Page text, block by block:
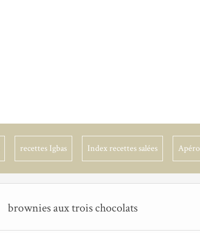
recettes Igbas Index recettes salées Apéro
brownies aux trois chocolats